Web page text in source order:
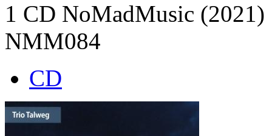
1 CD NoMadMusic (2021)
NMM084
CD